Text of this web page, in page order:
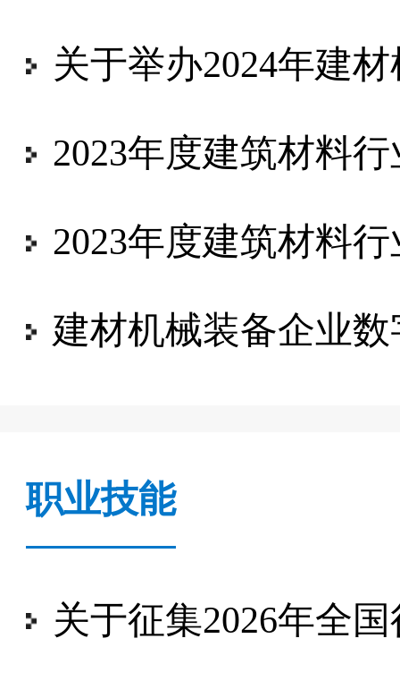
关于举办2024年建材机械行业
2023年度建筑材料行业
2023年度建筑材料行业
建材机械装备企业
职业技能
关于征集2026年全国行业职业技能竞赛（二类职业 技